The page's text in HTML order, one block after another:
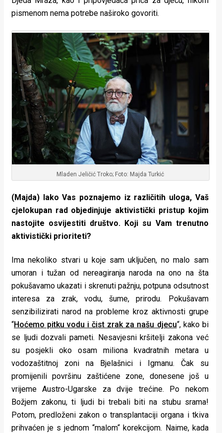
pismenom nema potrebe naširoko govoriti.
Mladen Jeličić Troko; Foto: Majda Turkić
(Majda) Iako Vas poznajemo iz različitih uloga, Vaš
cjelokupan rad objedinjuje aktivistički pristup kojim
nastojite osvijestiti društvo. Koji su Vam trenutno
aktivistički prioriteti?
Ima nekoliko stvari u koje sam uključen, no malo sam
umoran i tužan od nereagiranja naroda na ono na šta
pokušavamo ukazati i skrenuti pažnju, potpuna odsutnost
interesa za zrak, vodu, šume, prirodu. Pokušavam
senzibilizirati narod na probleme kroz aktivnosti grupe
“Hoćemo pitku vodu i čist zrak za našu djecu“, kako bi
se ljudi dozvali pameti. Nesavjesni kršitelji zakona već
su posjekli oko osam miliona kvadratnih metara u
vodozaštitnoj zoni na Bjelašnici i Igmanu. Čak su
promijenili površinu zaštićene zone, donesene još u
vrijeme Austro-Ugarske za dvije trećine. Po nekom
Božjem zakonu, ti ljudi bi trebali biti na stubu srama!
Potom, predloženi zakon o transplantaciji organa i tkiva
prihvaćen je s jednom “malom“ korekcijom. Naime, kada